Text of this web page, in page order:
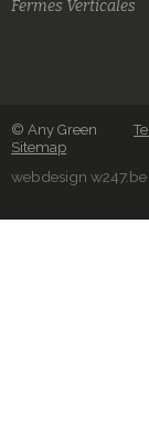
Fermes Verticales
© Any Green
Sitemap
webdesign w247.be